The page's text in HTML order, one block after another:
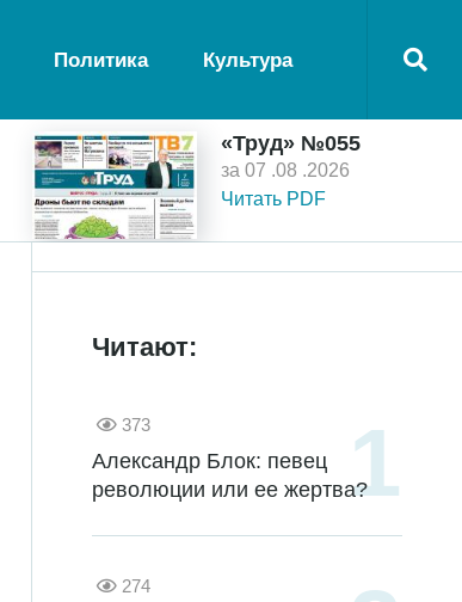
Политика Культура
«Труд» №055
за 07 .08 .2026
Читать PDF
Читают:
373
Александр Блок: певец
революции или ее жертва?
274